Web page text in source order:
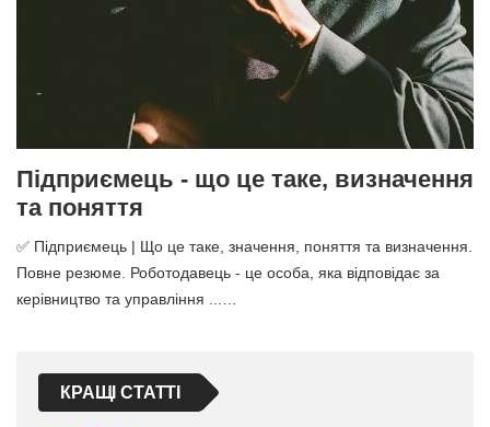
Підприємець - що це таке, визначення
та поняття
✅ Підприємець | Що це таке, значення, поняття та визначення.
Повне резюме. Роботодавець - це особа, яка відповідає за
керівництво та управління ...…
КРАЩІ СТАТТІ